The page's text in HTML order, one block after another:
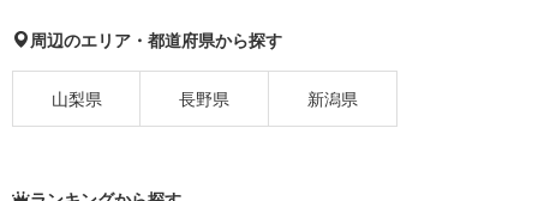
周辺のエリア・都道府県から探す
山梨県 長野県 新潟県